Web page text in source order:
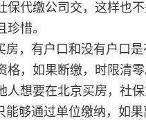
保代缴公司交，这样也
惜。
房，有户口和没有户口
格，如果断缴，时限清
人想要在北京买房，社
能够通过单位缴纳，如